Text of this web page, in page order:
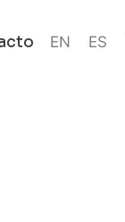
EN ES